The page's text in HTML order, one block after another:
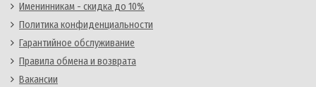
Именинникам - скидка до 10%
Политика конфиденциальности
Гарантийное обслуживание
Правила обмена и возврата
Вакансии